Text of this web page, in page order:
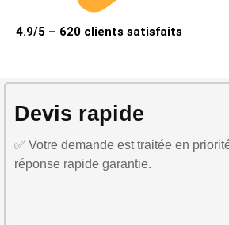
4.9/5 – 620 clients satisfaits
Devis rapide
✅ Votre demande est traitée en
réponse rapide garantie.